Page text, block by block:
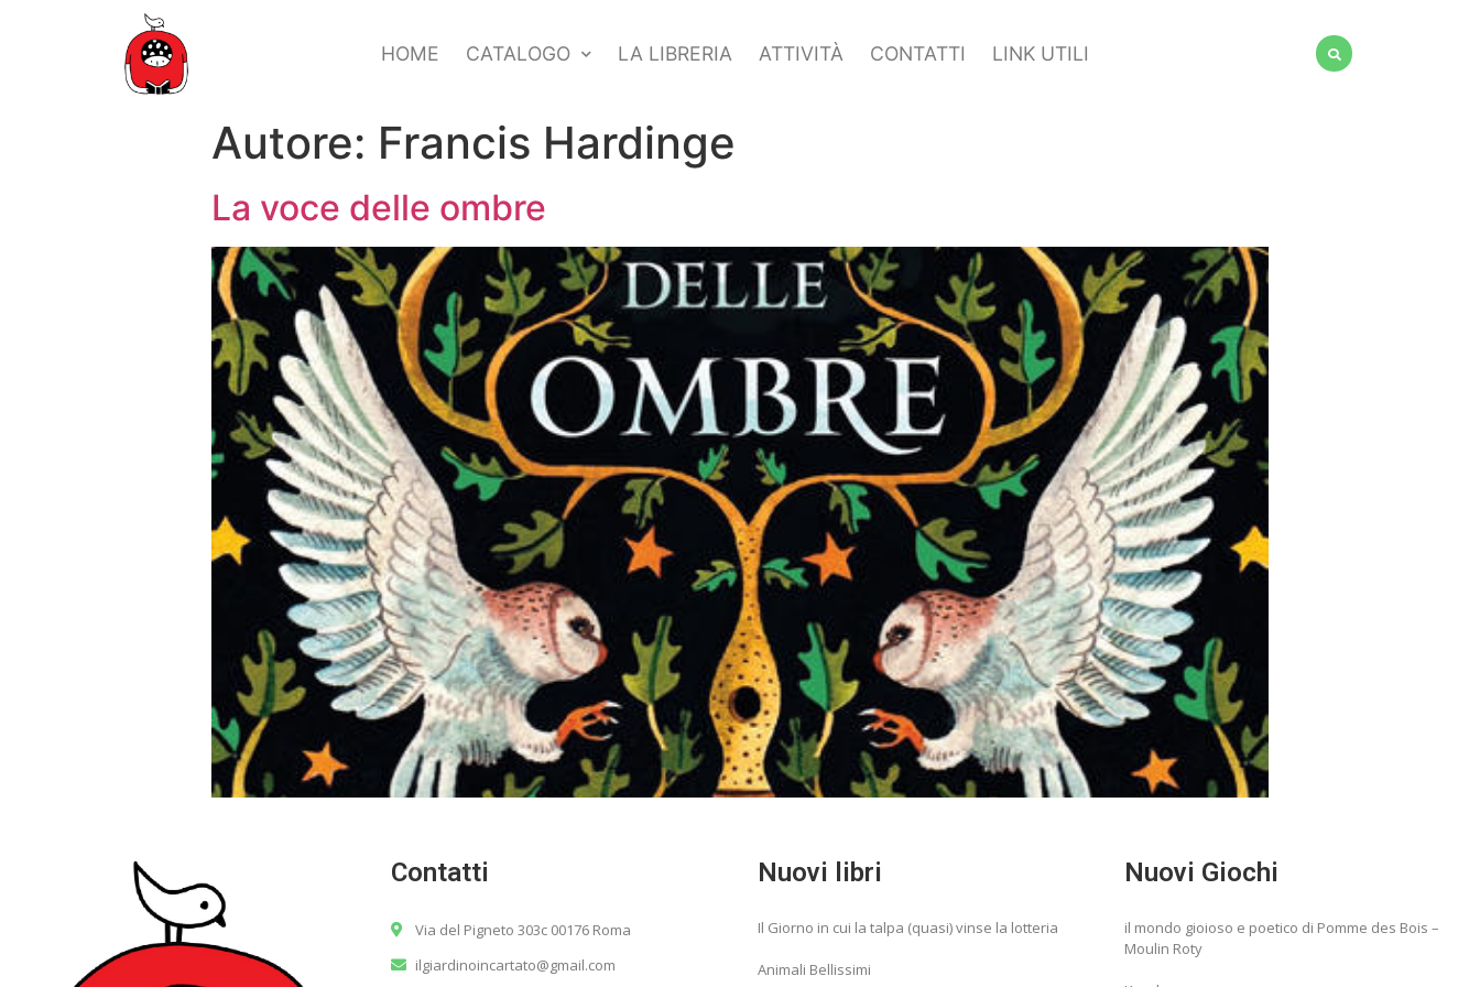
HOME CATALOGO LA LIBRERIA ATTIVITÀ CONTATTI LINK UTILI
Autore: Francis Hardinge
La voce delle ombre
Contatti
Via del Pigneto 303c 00176 Roma
ilgiardinoincartato@gmail.com
Nuovi libri
Il Giorno in cui la talpa (quasi) vinse la lotteria
Animali Bellissimi
Nuovi Giochi
il mondo gioioso e poetico di Pomme des Bois –
Moulin Roty